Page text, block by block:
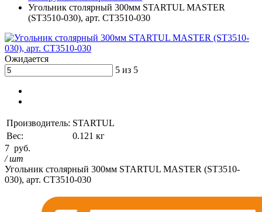
Угольник столярный 300мм STARTUL MASTER
(ST3510-030), арт. СТ3510-030
Ожидается
5 из 5
Производитель: STARTUL
Вес:
0.121 кг
7 руб.
/ шт
Угольник столярный 300мм STARTUL MASTER (ST3510-
030), арт. СТ3510-030